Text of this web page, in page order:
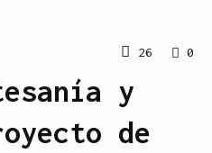
26 0
y
de